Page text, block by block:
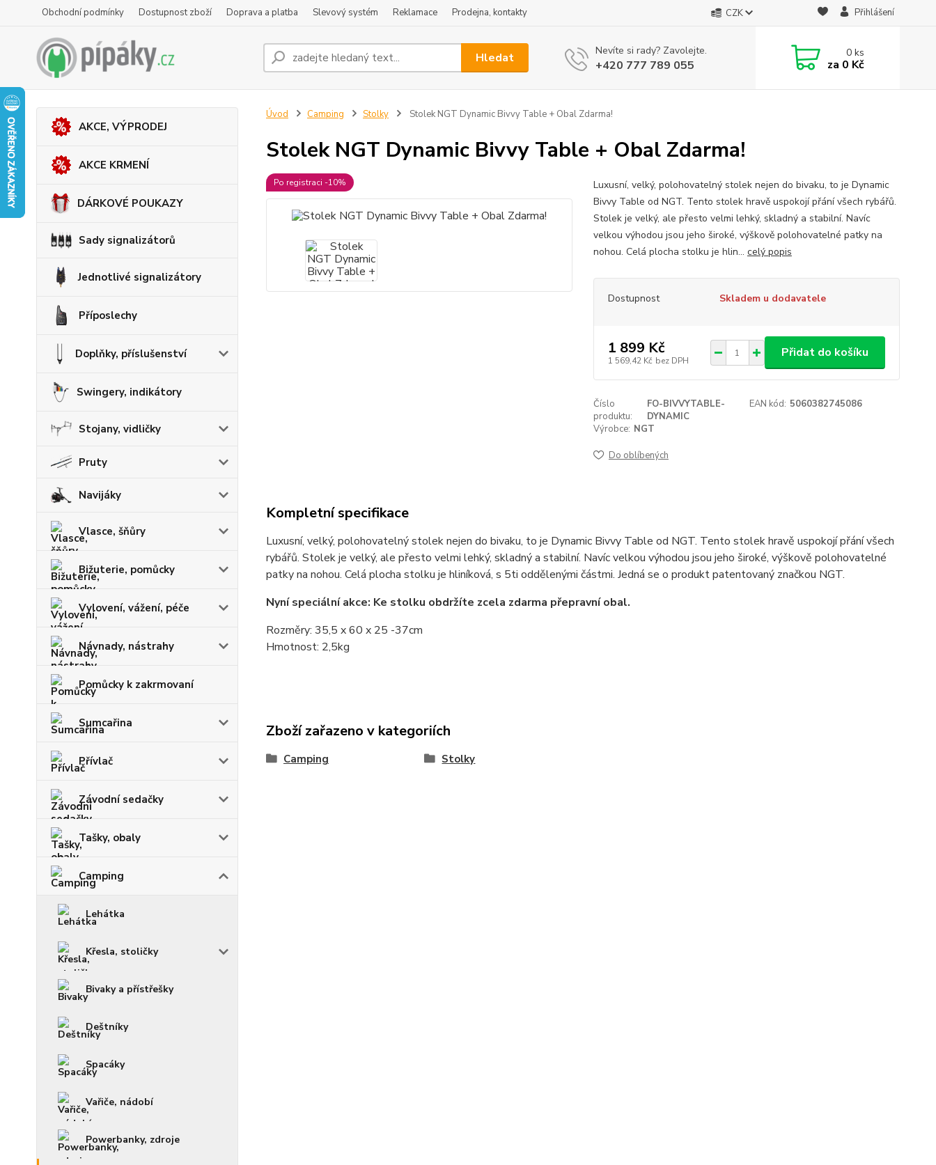
Obchodní podmínky Dostupnost zboží Doprava a platba Slevový systém Reklamace Prodejna, kontakty CZK Přihlášení
Hledat Nevíte si rady? Zavolejte.
+420 777 789 055
0ks
za 0 Kč
AKCE, VÝPRODEJ
AKCE KRMENÍ
DÁRKOVÉ POUKAZY
Sady signalizátorů
Jednotlivé signalizátory
Příposlechy
Doplňky, příslušenství
Swingery, indikátory
Stojany, vidličky
Pruty
Navijáky
Vlasce, šňůry
Bižuterie, pomůcky
Vylovení, vážení, péče
Návnady, nástrahy
Pomůcky k zakrmovaní
Sumcařina
Přívlač
Závodní sedačky
Tašky, obaly
Camping
Lehátka
Křesla, stoličky
Bivaky a přístřešky
Deštníky
Spacáky
Vařiče, nádobí
Powerbanky, zdroje
Úvod Camping Stolky Stolek NGT Dynamic Bivvy Table + Obal Zdarma!
Stolek NGT Dynamic Bivvy Table + Obal Zdarma!
Po registraci -10%
Luxusní, velký, polohovatelný stolek nejen do bivaku, to je Dynamic
Bivvy Table od NGT. Tento stolek hravě uspokojí přání všech rybářů.
Stolek je velký, ale přesto velmi lehký, skladný a stabilní. Navíc
velkou výhodou jsou jeho široké, výškově polohovatelné patky na
nohou. Celá plocha stolku je hlin... celý popis
Dostupnost Skladem u dodavatele
1 899 Kč
1 569,42 Kč bez DPH
Přidat do košíku
Číslo
produktu:
FO-BIVVYTABLE-
DYNAMIC
EAN kód: 5060382745086
Výrobce: NGT
Do oblíbených
Kompletní specifikace
Luxusní, velký, polohovatelný stolek nejen do bivaku, to je Dynamic Bivvy Table od NGT. Tento stolek hravě uspokojí přání všech
rybářů. Stolek je velký, ale přesto velmi lehký, skladný a stabilní. Navíc velkou výhodou jsou jeho široké, výškově polohovatelné
patky na nohou. Celá plocha stolku je hliníková, s 5ti oddělenými částmi. Jedná se o produkt patentovaný značkou NGT.
Nyní speciální akce: Ke stolku obdržíte zcela zdarma přepravní obal.
Rozměry: 35,5 x 60 x 25 -37cm
Hmotnost: 2,5kg
Zboží zařazeno v kategoriích
Camping Stolky